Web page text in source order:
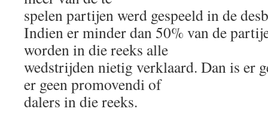
spelen partijen werd gespeeld in de
Indien er minder dan 50% van de
worden in die reeks alle
wedstrijden nietig verklaard. Dan is er
er geen promovendi of
dalers in die reeks.